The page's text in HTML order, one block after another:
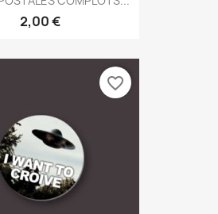
2,00 €
favorite_border